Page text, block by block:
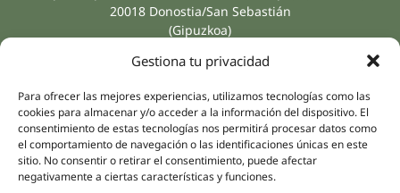
Gestiona tu privacidad
Para ofrecer las mejores experiencias, utilizamos tecnologías como las
cookies para almacenar y/o acceder a la información del dispositivo. El
consentimiento de estas tecnologías nos permitirá procesar datos como
el comportamiento de navegación o las identificaciones únicas en este
sitio. No consentir o retirar el consentimiento, puede afectar
negativamente a ciertas características y funciones.
20018 Donostia/San Sebastián
(Gipuzkoa)
Salud íntima
Sports
Salud mental
Neurología y dolor
Odontología
Sobre nosotros
Equipo humano
Distribuidores
Partnerships